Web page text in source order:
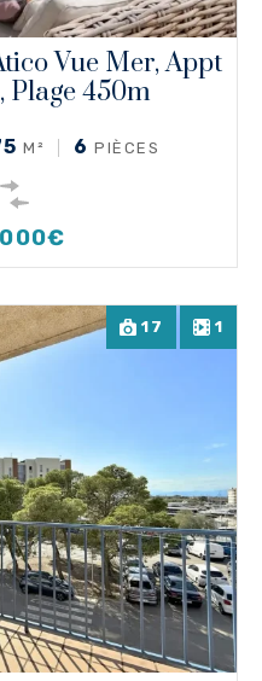
Vue Mer, Appt
Plage 450m
M² 6 PIÈCES
17 1